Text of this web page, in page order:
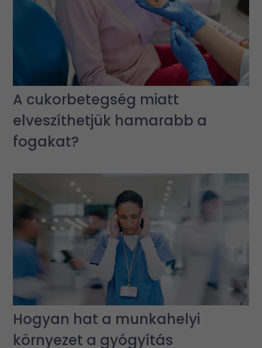
A cukorbetegség miatt
elveszíthetjük hamarabb a
fogakat?
Hogyan hat a munkahelyi
környezet a gyógyítás